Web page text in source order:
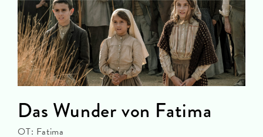
Das Wunder von Fatima
OT: Fatima